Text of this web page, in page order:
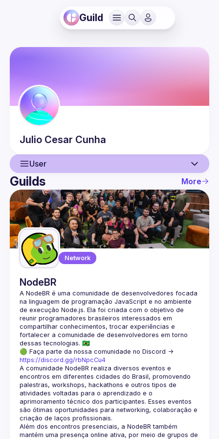
Guild
Julio Cesar Cunha
User
User
Guilds
Guilds More
Network
NodeBR
A NodeBR é uma comunidade de desenvolvedores focada
na linguagem de programação JavaScript e no ambiente
de execução Node.js. Ela foi criada com o objetivo de
reunir programadores brasileiros interessados em
compartilhar conhecimentos, trocar experiências e
fortalecer a comunidade de desenvolvedores em torno
🟢 Faça parte da nossa comunidade no Discord ->
https://discord.gg/rbNpcCu4
A comunidade NodeBR realiza diversos eventos e
encontros em diferentes cidades do Brasil, promovendo
palestras, workshops, hackathons e outros tipos de
atividades voltadas para o aprendizado e o
aprimoramento técnico dos participantes. Esses eventos
são ótimas oportunidades para networking, colaboração e
Além dos encontros presenciais, a NodeBR também
mantém uma presença online ativa, por meio de grupos de